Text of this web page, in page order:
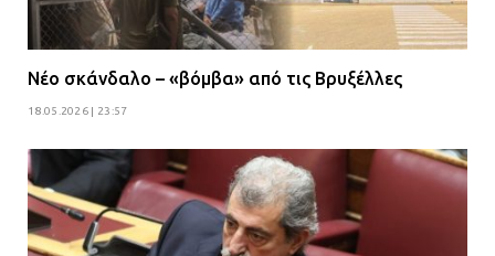
Νέο σκάνδαλο – «βόμβα» από τις Βρυξέλλες
18.05.2026 | 23:57